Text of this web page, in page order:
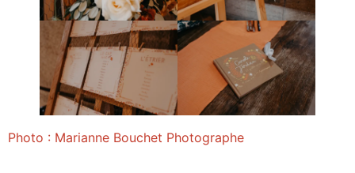
Photo : Marianne Bouchet Photographe